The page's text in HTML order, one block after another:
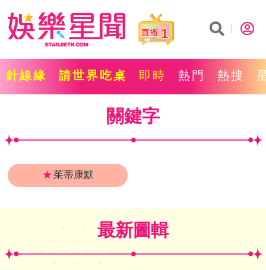
1
針線緣 請世界吃桌 即時 熱門 熱搜
關鍵字
★茱蒂康默
最新圖輯